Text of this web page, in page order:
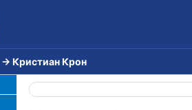
→ Кристиан Крон